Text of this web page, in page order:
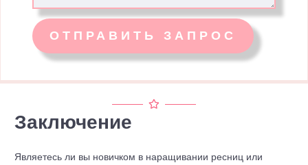
Заключение
Являетесь ли вы новичком в наращивании ресниц или